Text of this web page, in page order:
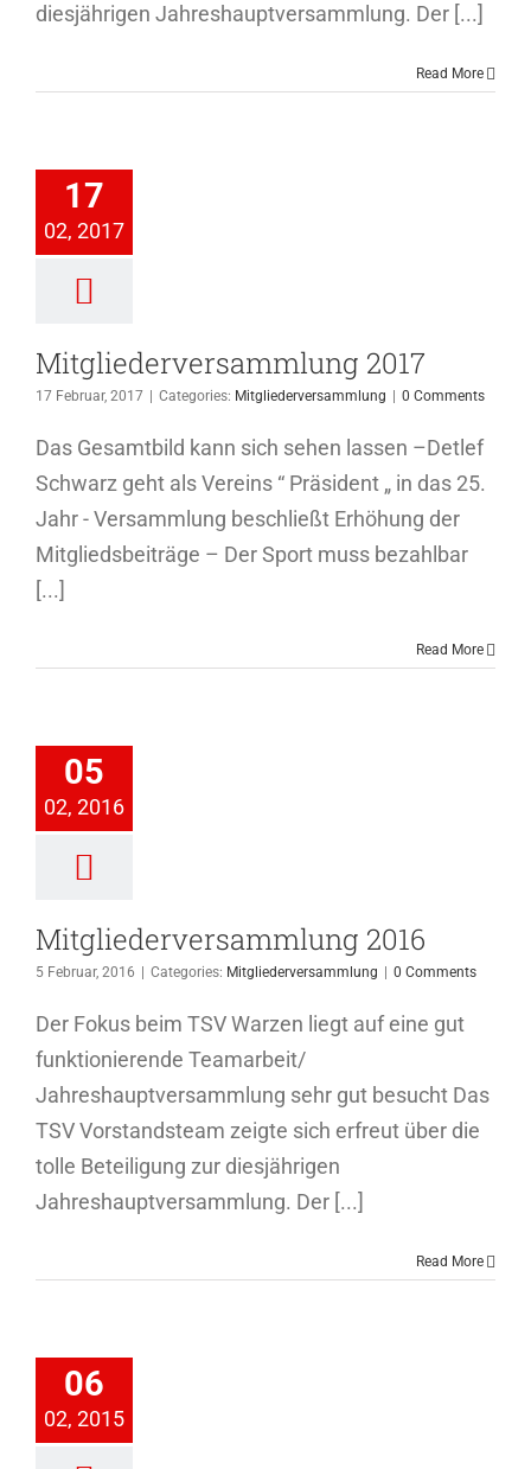
diesjährigen Jahreshauptversammlung. Der [...]
Read More
17
02, 2017
Mitgliederversammlung 2017
17 Februar, 2017 Categories: Mitgliederversammlung 0 Comments
Das Gesamtbild kann sich sehen lassen –Detlef
Schwarz geht als Vereins “ Präsident „ in das 25.
Jahr - Versammlung beschließt Erhöhung der
Mitgliedsbeiträge – Der Sport muss bezahlbar
[...]
Read More
05
02, 2016
Mitgliederversammlung 2016
5 Februar, 2016 Categories: Mitgliederversammlung 0 Comments
Der Fokus beim TSV Warzen liegt auf eine gut
funktionierende Teamarbeit/
Jahreshauptversammlung sehr gut besucht Das
TSV Vorstandsteam zeigte sich erfreut über die
tolle Beteiligung zur diesjährigen
Jahreshauptversammlung. Der [...]
Read More
06
02, 2015